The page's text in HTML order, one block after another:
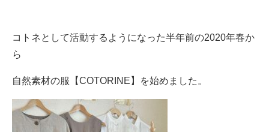
コトネとして活動するようになった半年前の2020年春か
ら
自然素材の服【COTORINE】を始めました。